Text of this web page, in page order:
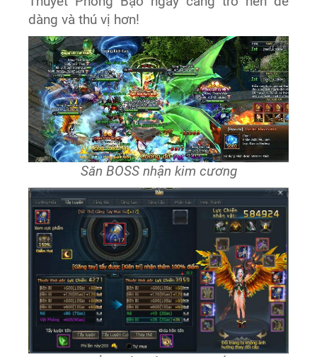
dàng và thú vị hơn!
Săn BOSS nhận kim cương